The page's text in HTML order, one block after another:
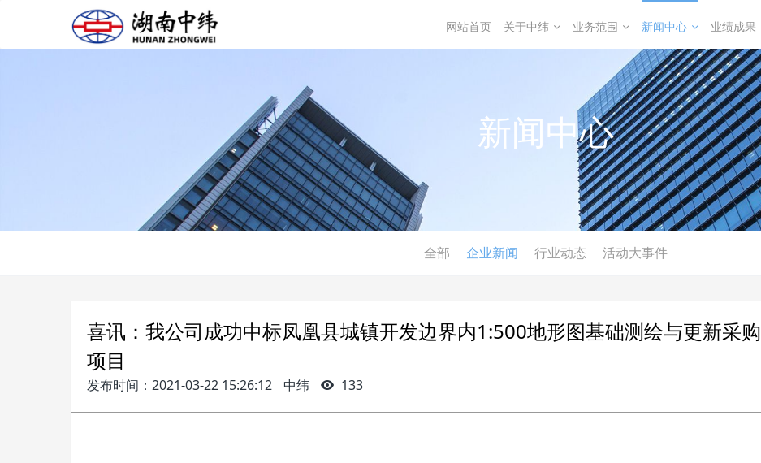
网站首页 关于中纬 业务范围 新闻中心 业绩成果
新闻中心
全部 企业新闻 行业动态 活动大事件
喜讯：我公司成功中标凤凰县城镇开发边界内1:500地形图基础测绘与更新采购
项目
发布时间：2021-03-22 15:26:12 中纬 133